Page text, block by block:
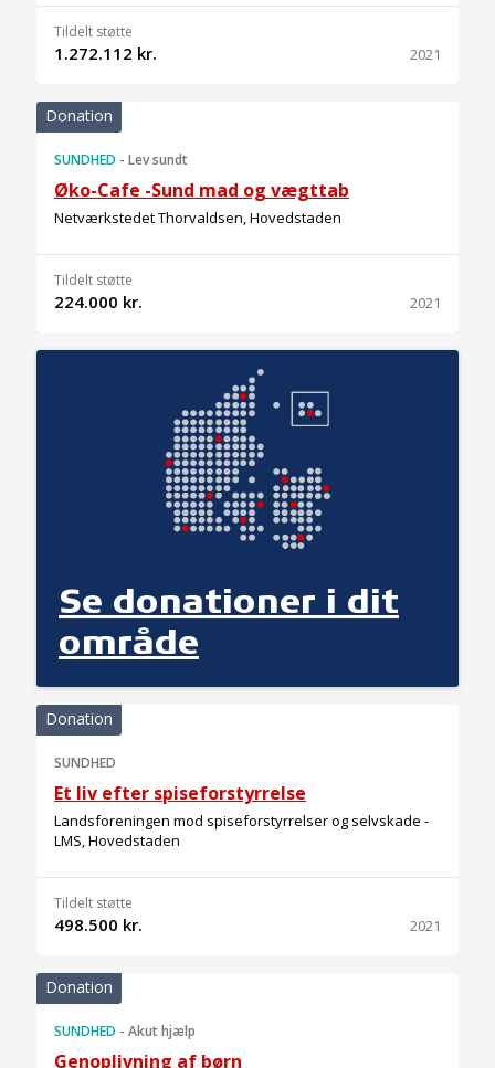
Se donationer i dit
område
Tildelt støtte
1.272.112 kr. 2021
Donation
SUNDHED - Lev sundt
Øko-Cafe -Sund mad og vægttab
Netværkstedet Thorvaldsen, Hovedstaden
Tildelt støtte
224.000 kr. 2021
Donation
SUNDHED
Et liv efter spiseforstyrrelse
Landsforeningen mod spiseforstyrrelser og selvskade -
LMS, Hovedstaden
Tildelt støtte
498.500 kr. 2021
Donation
SUNDHED - Akut hjælp
Genoplivning af børn